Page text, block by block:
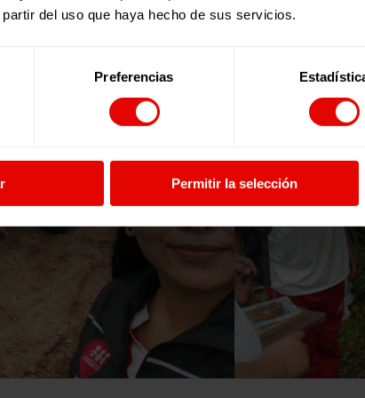
del uso que haya hecho de sus servicios.
Preferencias
Permitir la selección